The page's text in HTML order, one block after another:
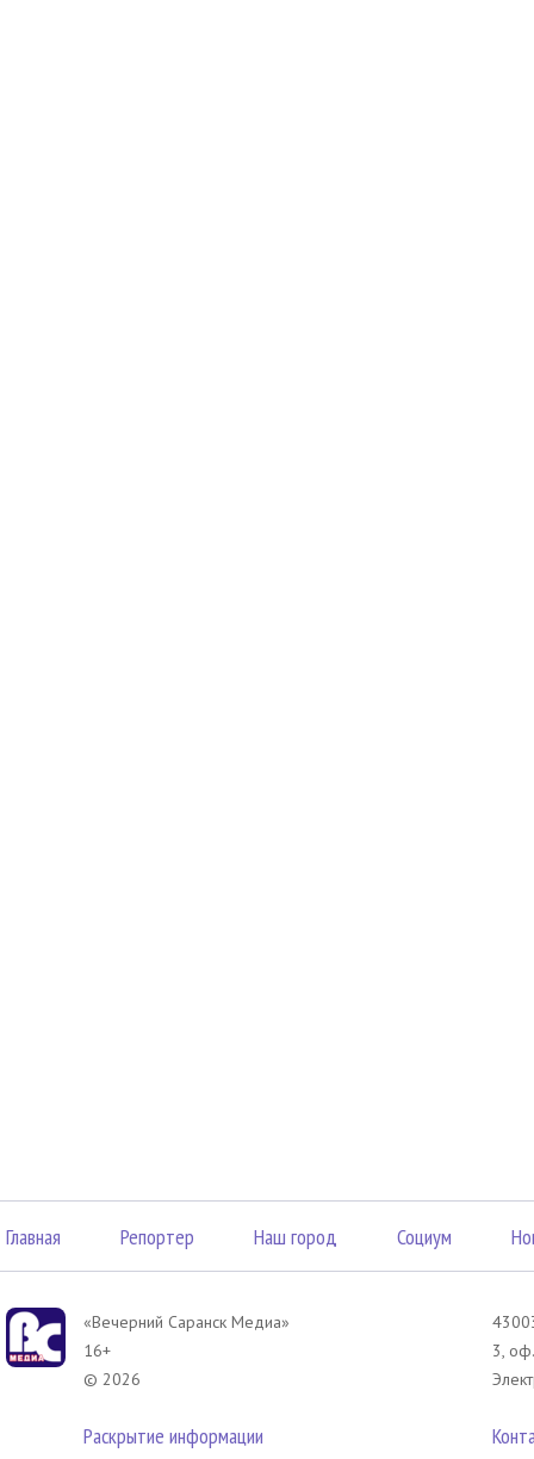
Главная Репортер Наш город Социум
«Вечерний Саранск Mедиа»
16+
© 2026
Раскрытие информации
3,